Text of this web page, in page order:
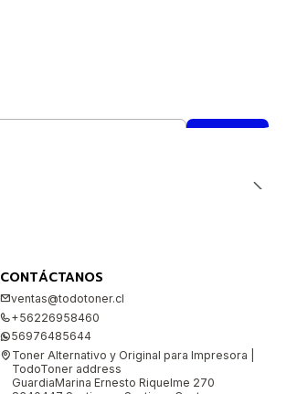
CONTÁCTANOS
ventas@todotoner.cl
+56226958460
56976485644
Toner Alternativo y Original para Impresora |
TodoToner address
GuardiaMarina Ernesto Riquelme 270